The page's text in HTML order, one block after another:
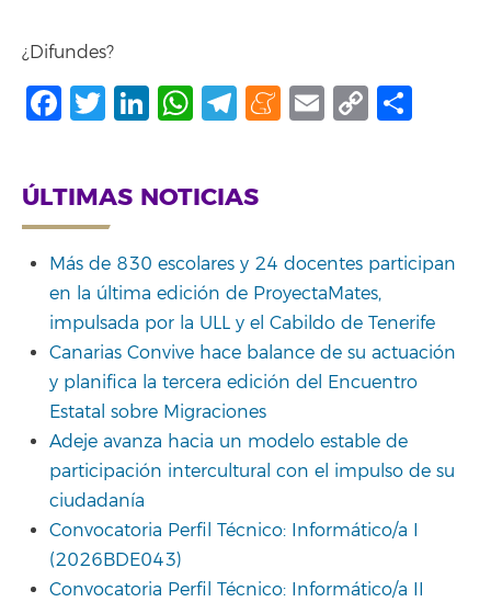
¿Difundes?
Facebook
Twitter
LinkedIn
WhatsApp
Telegram
Meneame
Email
Copy
ÚLTIMAS NOTICIAS
Más de 830 escolares y 24 docentes participan
en la última edición de ProyectaMates,
impulsada por la ULL y el Cabildo de Tenerife
Canarias Convive hace balance de su actuación
y planifica la tercera edición del Encuentro
Estatal sobre Migraciones
Adeje avanza hacia un modelo estable de
participación intercultural con el impulso de su
ciudadanía
Convocatoria Perfil Técnico: Informático/a I
(2026BDE043)
Convocatoria Perfil Técnico: Informático/a II